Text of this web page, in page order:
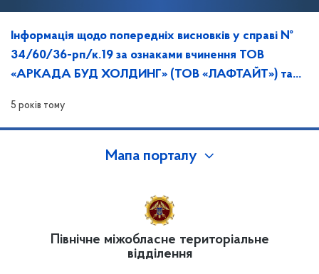
Інформація щодо попередніх висновків у справі №
34/60/36-рп/к.19 за ознаками вчинення ТОВ
«АРКАДА БУД ХОЛДИНГ» (ТОВ «ЛАФТАЙТ») та
5 років тому
Мапа порталу
Північне міжобласне територіальне
відділення